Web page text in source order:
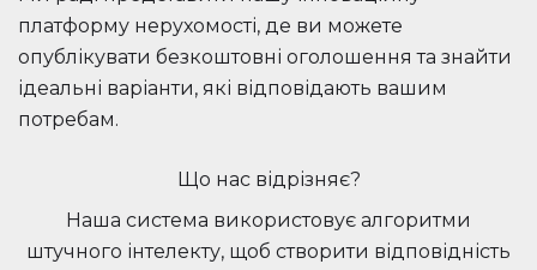
платформу нерухомості, де ви можете
опублікувати безкоштовні оголошення та знайти
ідеальні варіанти, які відповідають вашим
потребам.
Що нас відрізняє?
Наша система використовує алгоритми
штучного інтелекту, щоб створити відповідність